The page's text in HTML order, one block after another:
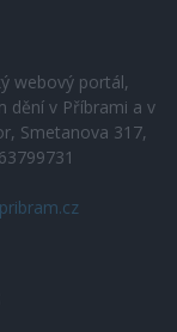
webový portál,
dění v Příbrami a v
Smetanova 317,